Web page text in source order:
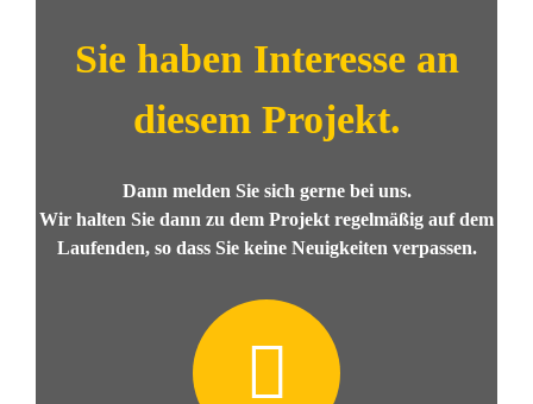
Sie haben Interesse an
diesem Projekt.
Dann melden Sie sich gerne bei uns.
Wir halten Sie dann zu dem Projekt regelmäßig auf dem
Laufenden, so dass Sie keine Neuigkeiten verpassen.